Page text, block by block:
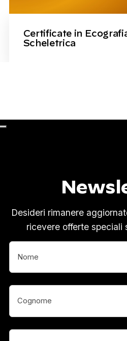
Certificate in
Scheletrica
Desideri rimanere
ricevere offerte speciali
Nome
Nome
Email